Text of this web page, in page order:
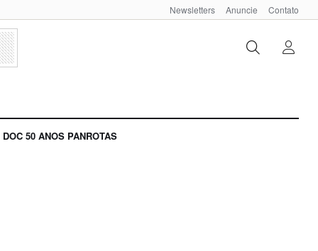
Newsletters Anuncie Contato
DOC 50 ANOS PANROTAS